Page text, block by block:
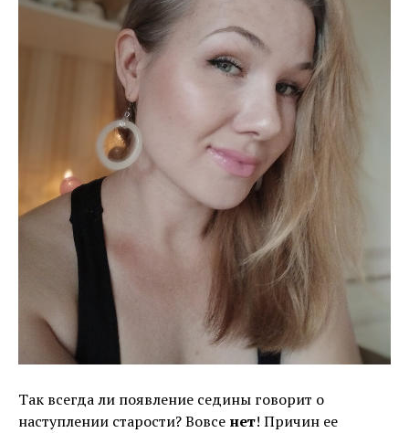
Так всегда ли появление седины говорит о
наступлении старости? Вовсе нет! Причин ее